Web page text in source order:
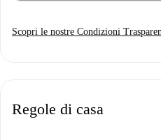
Scopri le nostre Condizioni
Regole di casa